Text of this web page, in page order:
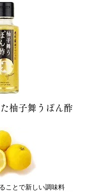
柚子舞うぽん酢
ことで新しい調味料